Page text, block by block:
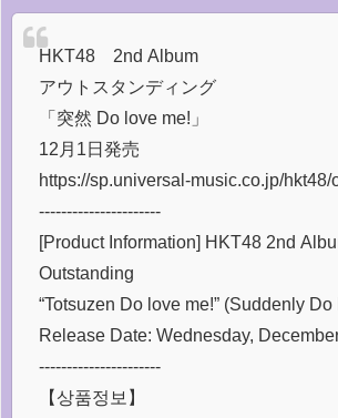
HKT48 2nd Album
アウトスタンディング
「突然 Do love me!」
12月1日発売
https://sp.universal-music.co.jp/hkt48/
----------------------
[Product Information] HKT48 2nd
Outstanding
“Totsuzen Do love me!” (Suddenly Do
Release Date: Wednesday,
----------------------
【상품정보】